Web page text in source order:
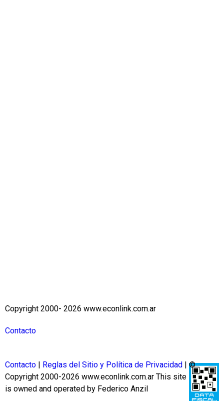
Copyright 2000- 2026 www.econlink.com.ar
Contacto
Contacto | Reglas del Sitio y Política de Privacidad | ©
Copyright 2000-2026 www.econlink.com.ar This site
is owned and operated by Federico Anzil